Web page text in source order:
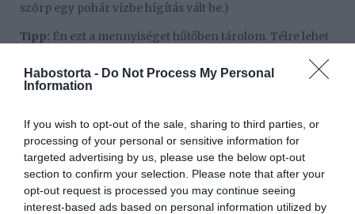
Habostorta - Do Not Process My Personal
Information
If you wish to opt-out of the sale, sharing to third parties, or
processing of your personal or sensitive information for
targeted advertising by us, please use the below opt-out
section to confirm your selection. Please note that after your
opt-out request is processed you may continue seeing
interest-based ads based on personal information utilized by
szörp egy pohár vízbe hígítás vált be.)
Tipp: Én ezt a mennyiséget hűtőben tárolom. Télre lehet
mennyiségben. A leszűrt szörpből 1 dl-t vegyetek ki és
ebben oldjátok fel a borkősavat. Ezt keverjétek bele a
Megosztás: Facebook Twitter Pinterest
Címkék: szörp,levendula,házilag,finom,hűsít